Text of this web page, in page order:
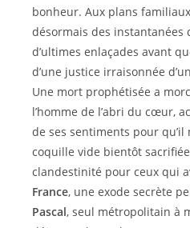
bonheur. Aux plans
désormais des instantanées
d’ultimes enlaçades avant
d’une justice irraisonnée
Une mort prophétisée a
l’homme de l’abri du cœur,
de ses sentiments pour qu’il
coquille vide bientôt
clandestinité pour ceux qui
France, une exode secrète
Pascal, seul métropolitain à